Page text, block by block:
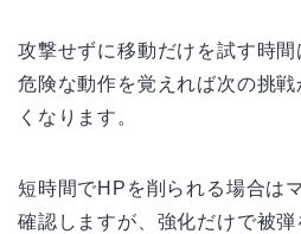
攻撃せずに移動だけを試す時間
危険な動作を覚えれば次の挑戦
くなります。
短時間でHPを削られる場合は
確認しますが、強化だけで被